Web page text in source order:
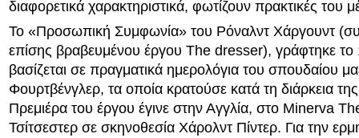
διαφορετικά χαρακτηριστικά, φωτίζουν πρακτικές του
Το «Προσωπική Συμφωνία» του Ρόναλντ Χάργουντ
επίσης βραβευμένου έργου The dresser), γράφτηκε το
βασίζεται σε πραγματικά ημερολόγια του σπουδαίου
Φουρτβένγλερ, τα οποία κρατούσε κατά τη διάρκεια
Πρεμιέρα του έργου έγινε στην Αγγλία, στο Minerva
Τσίτσεστερ σε σκηνοθεσία Χάρολντ Πίντερ. Για την